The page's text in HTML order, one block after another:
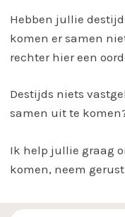
Hebben jullie
komen er samen
rechter hier een
Destijds niets
samen uit te
Ik help jullie graag
komen, neem